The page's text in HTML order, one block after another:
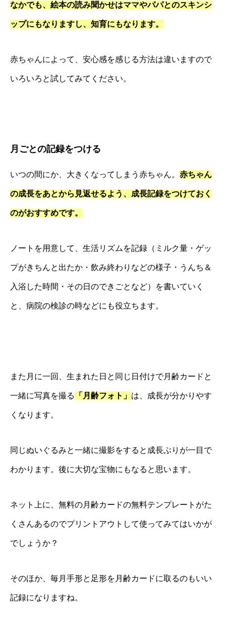
なかでも、絵本の読み聞かせはママやパパとのスキンシ
ップにもなりますし、知育にもなります。
赤ちゃんによって、安心感を感じる方法は違いますので
いろいろと試してみてください。
月ごとの記録をつける
いつの間にか、大きくなってしまう赤ちゃん。 赤ちゃん
の成長をあとから見返せるよう、成長記録をつけておく
のがおすすめです。
ノートを用意して、生活リズムを記録（ミルク量・ゲッ
プがきちんと出たか・飲み終わりなどの様子・うんち＆
入浴した時間・その日のできごとなど）を書いていく
と、病院の検診の時などにも役立ちます。
また月に一回、生まれた日と同じ日付けで月齢カードと
一緒に写真を撮る 「月齢フォト」 は、成長が分かりやす
くなります。
同じぬいぐるみと一緒に撮影をすると成長ぶりが一目で
わかります。後に大切な宝物にもなると思います。
ネット上に、無料の月齢カードの無料テンプレートがた
くさんあるのでプリントアウトして使ってみてはいかが
でしょうか？
そのほか、毎月手形と足形を月齢カードに取るのもいい
記録になりますね。